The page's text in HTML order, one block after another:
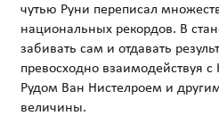
чутью Руни переписал
национальных рекордов. В
забивать сам и отдавать
превосходно взаимодействуя
Рудом Ван Нистелроем и
величины.